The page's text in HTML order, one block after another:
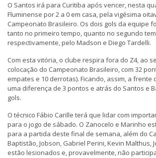
O Santos irá para Curitiba após vencer, nesta
Fluminense por 2 a 0 em casa, pela vigésima
Campeonato Brasileiro. Os dois gols da equipe
tanto no primeiro tempo, quanto no segundo
respectivamente, pelo Madson e Diego Tardelli.
Com esta vitória, o clube respira fora do Z4, ao
colocação do Campeonato Brasileiro, com 32
empates e 10 derrotas). Ficando, assim, a frente
uma diferença de 3 pontos e atrás do Santos e
gols.
O técnico Fábio Carille terá que lidar com
para o jogo de sábado. O Zanocelo e Marinho
para a partida deste final de semana, além do
Baptistão, Jobson, Gabriel Perini, Kevin Malthus,
estão lesionados e, provavelmente, não